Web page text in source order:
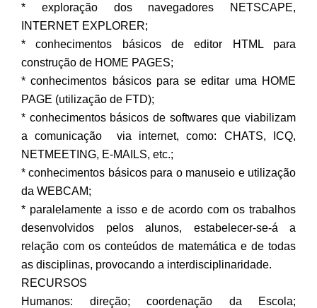
* exploração dos navegadores NETSCAPE,
INTERNET EXPLORER;
* conhecimentos básicos de editor HTML para
construção de HOME PAGES;
* conhecimentos básicos para se editar uma HOME
PAGE (utilização de FTD);
* conhecimentos básicos de softwares que viabilizam
a comunicação via internet, como: CHATS, ICQ,
NETMEETING, E-MAILS, etc.;
* conhecimentos básicos para o manuseio e utilização
da WEBCAM;
* paralelamente a isso e de acordo com os trabalhos
desenvolvidos pelos alunos, estabelecer-se-á a
relação com os conteúdos de matemática e de todas
as disciplinas, provocando a interdisciplinaridade.
RECURSOS
Humanos: direção; coordenação da Escola;